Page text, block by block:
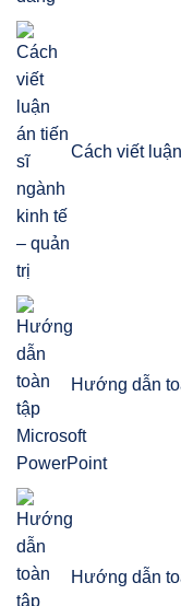
Cách viết
Hướng dẫn
Hướng dẫn